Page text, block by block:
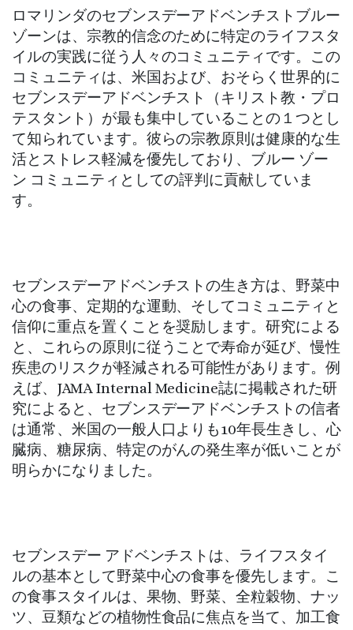
ロマリンダのセブンスデーアドベンチストブルー
ゾーンは、宗教的信念のために特定のライフスタ
イルの実践に従う人々のコミュニティです。この
コミュニティは、米国および、おそらく世界的に
セブンスデーアドベンチスト（キリスト教・プロ
テスタント）が最も集中していることの１つとし
て知られています。彼らの宗教原則は健康的な生
活とストレス軽減を優先しており、ブルー ゾー
ン コミュニティとしての評判に貢献していま
す。
セブンスデーアドベンチストの生き方は、野菜中
心の食事、定期的な運動、そしてコミュニティと
信仰に重点を置くことを奨励します。研究による
と、これらの原則に従うことで寿命が延び、慢性
疾患のリスクが軽減される可能性があります。例
えば、JAMA Internal Medicine誌に掲載された研
究によると、セブンスデーアドベンチストの信者
は通常、米国の一般人口よりも10年長生きし、心
臓病、糖尿病、特定のがんの発生率が低いことが
明らかになりました。
セブンスデー アドベンチストは、ライフスタイ
ルの基本として野菜中心の食事を優先します。こ
の食事スタイルは、果物、野菜、全粒穀物、ナッ
ツ、豆類などの植物性食品に焦点を当て、加工食